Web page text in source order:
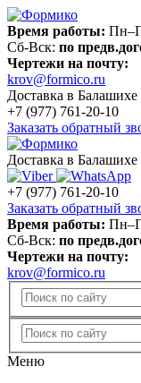
Время работы:
Сб-Вск: по
Чертежи на почту:
krov@formico.ru
Доставка в Балашихе
+7 (977) 761-20-10
Заказать обратный
Доставка в Балашихе
+7 (977) 761-20-10
Заказать обратный
Время работы:
Сб-Вск: по
Чертежи на почту:
krov@formico.ru
Меню